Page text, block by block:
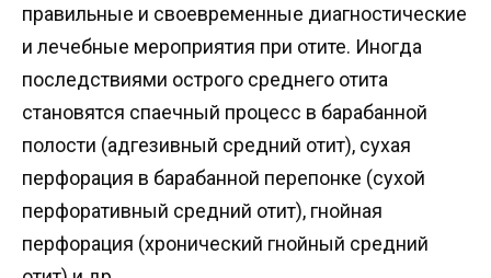
правильные и своевременные диагностические
и лечебные мероприятия при отите. Иногда
последствиями острого среднего отита
становятся спаечный процесс в барабанной
полости (адгезивный средний отит), сухая
перфорация в барабанной перепонке (сухой
перфоративный средний отит), гнойная
перфорация (хронический гнойный средний